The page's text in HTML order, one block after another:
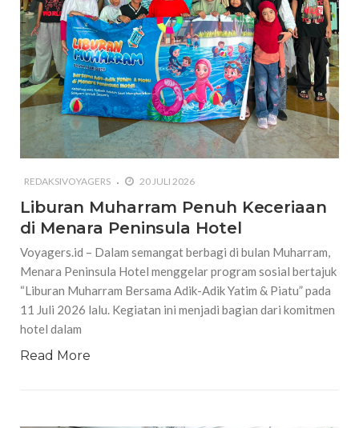
REDAKSIVOYAGERS 20 JULI 2026
Liburan Muharram Penuh Keceriaan
di Menara Peninsula Hotel
Voyagers.id – Dalam semangat berbagi di bulan Muharram,
Menara Peninsula Hotel menggelar program sosial bertajuk
“Liburan Muharram Bersama Adik-Adik Yatim & Piatu” pada
11 Juli 2026 lalu. Kegiatan ini menjadi bagian dari komitmen
hotel dalam
Read More